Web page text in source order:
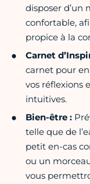
disposer d’un
confortable,
propice à la
Carnet
carnet pour
vos réflexions
intuitives.
Bien-être :
telle que de
petit en-cas
ou un
vous